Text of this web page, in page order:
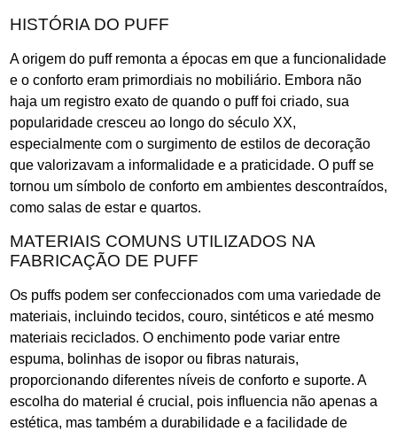
HISTÓRIA DO PUFF
A origem do puff remonta a épocas em que a funcionalidade
e o conforto eram primordiais no mobiliário. Embora não
haja um registro exato de quando o puff foi criado, sua
popularidade cresceu ao longo do século XX,
especialmente com o surgimento de estilos de decoração
que valorizavam a informalidade e a praticidade. O puff se
tornou um símbolo de conforto em ambientes descontraídos,
como salas de estar e quartos.
MATERIAIS COMUNS UTILIZADOS NA
FABRICAÇÃO DE PUFF
Os puffs podem ser confeccionados com uma variedade de
materiais, incluindo tecidos, couro, sintéticos e até mesmo
materiais reciclados. O enchimento pode variar entre
espuma, bolinhas de isopor ou fibras naturais,
proporcionando diferentes níveis de conforto e suporte. A
escolha do material é crucial, pois influencia não apenas a
estética, mas também a durabilidade e a facilidade de